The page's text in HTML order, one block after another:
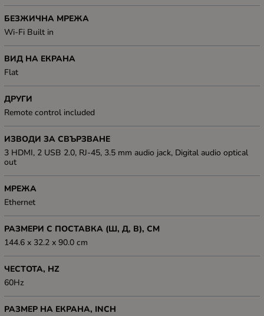
БЕЗЖИЧНА МРЕЖА
Wi-Fi Built in
ВИД НА ЕКРАНА
Flat
ДРУГИ
Remote control included
ИЗВОДИ ЗА СВЪРЗВАНЕ
3 HDMI, 2 USB 2.0, RJ-45, 3.5 mm audio jack, Digital audio optical
out
МРЕЖА
Ethernet
РАЗМЕРИ С ПОСТАВКА (Ш, Д, В), СМ
144.6 x 32.2 x 90.0 cm
ЧЕСТОТА, HZ
60Hz
РАЗМЕР НА ЕКРАНА, INCH